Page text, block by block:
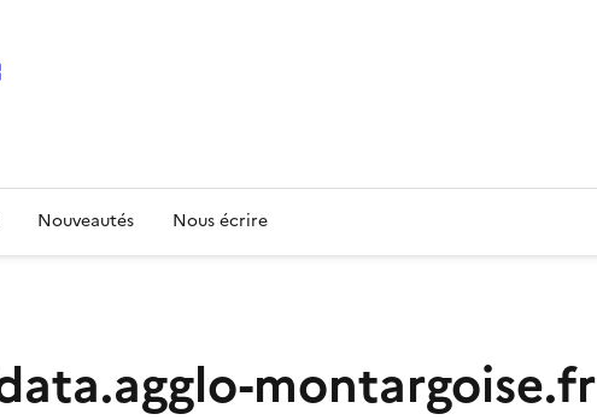
Nouveautés Nous écrire
montargoise.fr